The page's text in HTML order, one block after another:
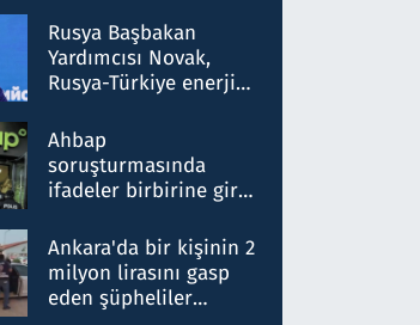
Rusya Başbakan
Yardımcısı Novak,
Rusya-Türkiye enerji
nitelikte olduğunu
belirtti
Ahbap
soruşturmasında
ifadeler birbirine girdi:
ifadelerinden ortaya
çıkan tablo şok etti
Ankara'da bir kişinin 2
milyon lirasını gasp
eden şüpheliler